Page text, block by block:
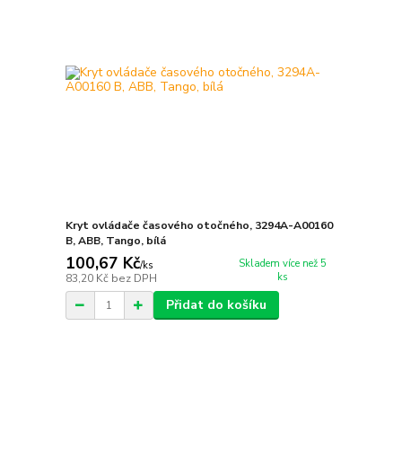
Kryt ovládače časového otočného, 3294A-A00160
B, ABB, Tango, bílá
100,67 Kč/ks
83,20 Kč bez DPH
Skladem více než 5
ks
Přidat do košíku